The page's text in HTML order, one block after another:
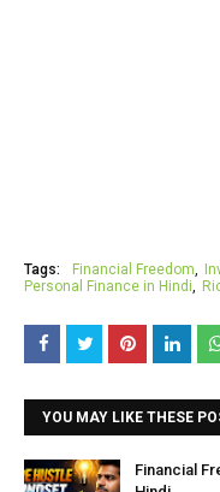
Tags: Financial Freedom
Personal Finance in Hindi
YOU MAY LIKE THESE
Financial